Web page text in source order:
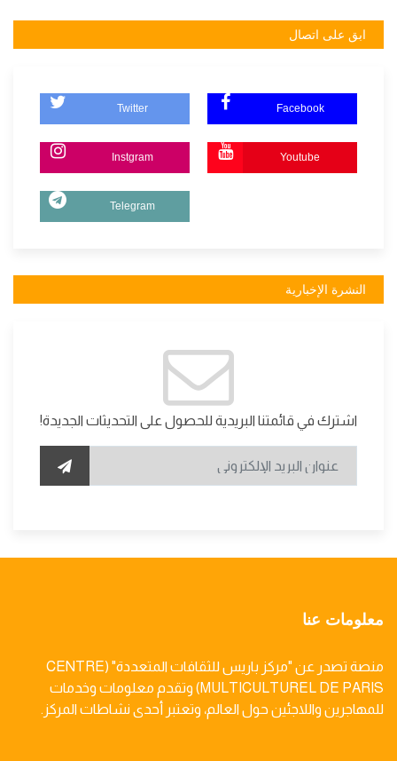
ابق على اتصال
Twitter Facebook
Instgram Youtube
Telegram
النشرة الإخبارية
اشترك في قائمتنا البريدية للحصول على التحديثات الجديدة!
معلومات عنا
منصة تصدر عن "مركز باريس للثقافات المتعددة" (CENTRE
MULTICULTUREL DE PARIS) وتقدم معلومات وخدمات
للمهاجرين واللاجئين حول العالم، وتعتبر أحدى نشاطات المركز.